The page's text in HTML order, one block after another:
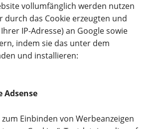
vollumfänglich werden nutzen
durch das Cookie erzeugten und
IP-Adresse) an Google sowie
indem sie das unter dem
und installieren:
Einbinden von Werbeanzeigen